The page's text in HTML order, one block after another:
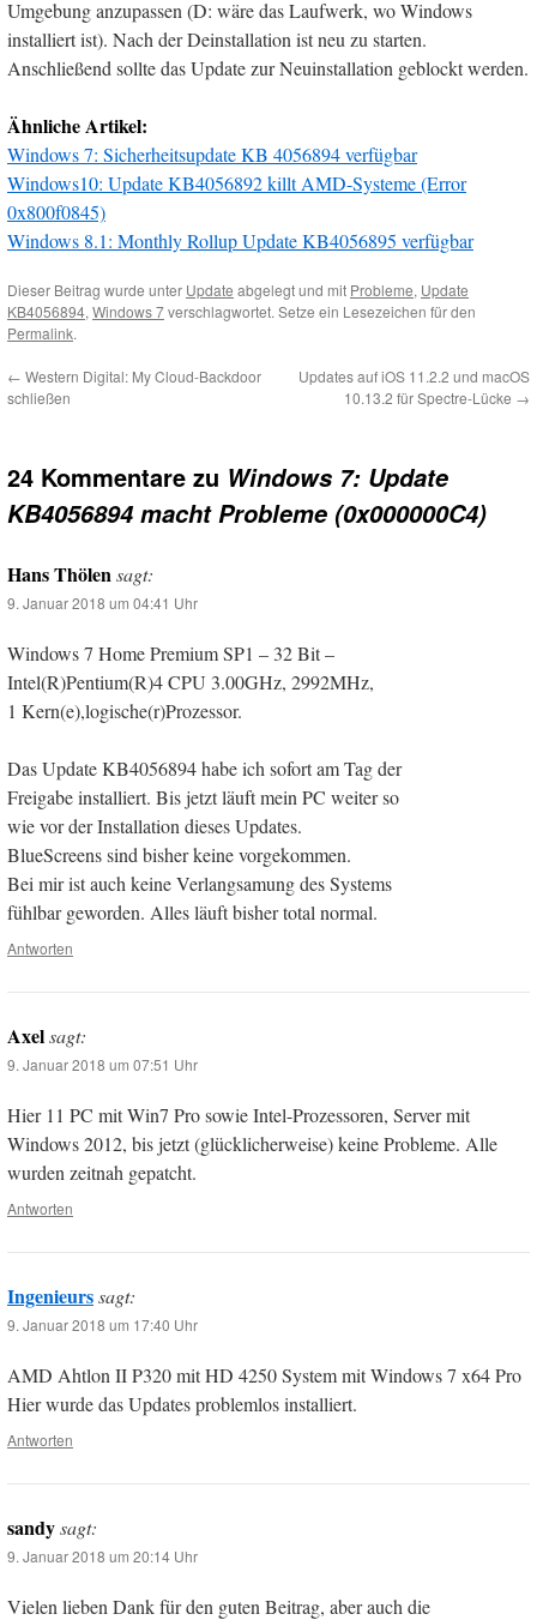
Umgebung anzupassen (D: wäre das Laufwerk, wo Windows
installiert ist). Nach der Deinstallation ist neu zu starten.
Anschließend sollte das Update zur Neuinstallation geblockt werden.
Ähnliche Artikel:
Windows 7: Sicherheitsupdate KB 4056894 verfügbar
Windows10: Update KB4056892 killt AMD-Systeme (Error
0x800f0845)
Windows 8.1: Monthly Rollup Update KB4056895 verfügbar
Dieser Beitrag wurde unter Update abgelegt und mit Probleme, Update
KB4056894, Windows 7verschlagwortet. Setze ein Lesezeichen für den
Permalink.
← Western Digital: My Cloud-Backdoor
schließen
Updates auf iOS 11.2.2 und macOS
10.13.2 für Spectre-Lücke →
24 Kommentare zu Windows 7: Update
KB4056894 macht Probleme (0x000000C4)
Hans Thölensagt:
9. Januar 2018 um 04:41 Uhr
Windows 7 Home Premium SP1 – 32 Bit –
Intel(R)Pentium(R)4 CPU 3.00GHz, 2992MHz,
1 Kern(e),logische(r)Prozessor.
Das Update KB4056894 habe ich sofort am Tag der
Freigabe installiert. Bis jetzt läuft mein PC weiter so
wie vor der Installation dieses Updates.
BlueScreens sind bisher keine vorgekommen.
Bei mir ist auch keine Verlangsamung des Systems
fühlbar geworden. Alles läuft bisher total normal.
Antworten
Axelsagt:
9. Januar 2018 um 07:51 Uhr
Hier 11 PC mit Win7 Pro sowie Intel-Prozessoren, Server mit
Windows 2012, bis jetzt (glücklicherweise) keine Probleme. Alle
wurden zeitnah gepatcht.
Antworten
Ingenieurssagt:
9. Januar 2018 um 17:40 Uhr
AMD Ahtlon II P320 mit HD 4250 System mit Windows 7 x64 Pro
Hier wurde das Updates problemlos installiert.
Antworten
sandysagt:
9. Januar 2018 um 20:14 Uhr
Vielen lieben Dank für den guten Beitrag, aber auch die